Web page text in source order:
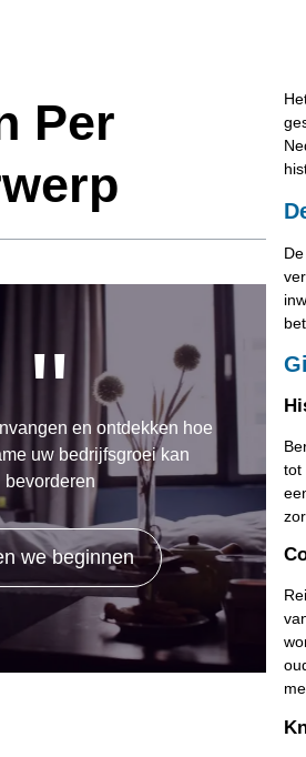
tot
Per
" en ontdekken hoe
uw bedrijfsgroei kan
bevorderen
we beginnen